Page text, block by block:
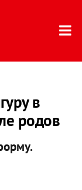
в
родов